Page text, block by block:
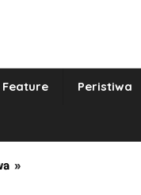
Feature Peristiwa
»